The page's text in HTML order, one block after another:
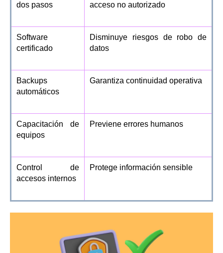
dos pasos
acceso no autorizado
Software
certificado
Disminuye riesgos de robo de
datos
Backups
automáticos
Garantiza continuidad operativa
Capacitación de
equipos
Previene errores humanos
Control de
accesos internos
Protege información sensible